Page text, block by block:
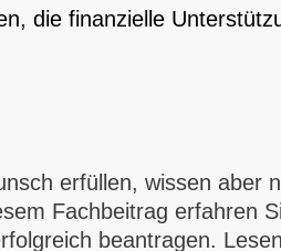
die finanzielle
erfüllen, wissen aber
Fachbeitrag erfahren
beantragen.